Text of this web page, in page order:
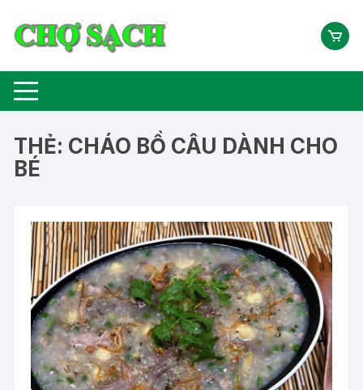
THẺ: CHÁO BỒ CÂU DÀNH CHO
BÉ